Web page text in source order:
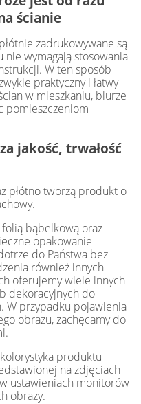
ścianie
zadrukowywane są
wymagają stosowania
W ten sposób
praktyczny i łatwy
w mieszkaniu, biurze
pomieszczeniom
jakość, trwałość
płótno tworzą produkt o
folią bąbelkową oraz
opakowanie
do Państwa bez
również innych
oferujemy wiele innych
dekoracyjnych do
W przypadku pojawienia
obrazu, zachęcamy do
produktu
na zdjęciach
ustawieniach monitorów
obrazy.